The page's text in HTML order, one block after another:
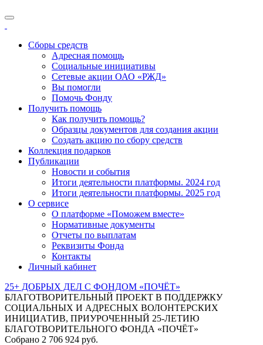
Сборы средств
Адресная помощь
Социальные инициативы
Сетевые акции ОАО «РЖД»
Вы помогли
Помочь Фонду
Получить помощь
Как получить помощь?
Образцы документов для создания акции
Создать акцию по сбору средств
Коллекция подарков
Публикации
Новости и события
Итоги деятельности платформы. 2024 год
Итоги деятельности платформы. 2025 год
О сервисе
О платформе «Поможем вместе»
Нормативные документы
Отчеты по выплатам
Реквизиты Фонда
Контакты
Личный кабинет
25+ ДОБРЫХ ДЕЛ С ФОНДОМ «ПОЧЁТ»
БЛАГОТВОРИТЕЛЬНЫЙ ПРОЕКТ В ПОДДЕРЖКУ
СОЦИАЛЬНЫХ И АДРЕСНЫХ ВОЛОНТЕРСКИХ
ИНИЦИАТИВ, ПРИУРОЧЕННЫЙ 25-ЛЕТИЮ
БЛАГОТВОРИТЕЛЬНОГО ФОНДА «ПОЧЁТ»
Собрано 2 706 924 руб.